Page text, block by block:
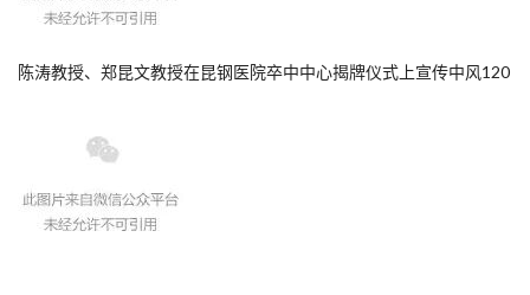
陈涛教授、郑昆文教授在昆钢医院卒中中心揭牌仪式上宣传中风120